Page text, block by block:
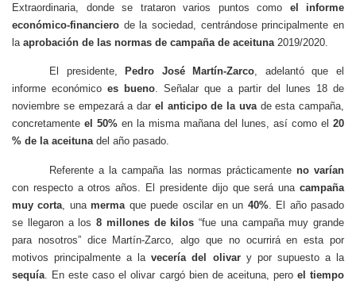
Extraordinaria, donde se trataron varios puntos como el informe
económico-financiero de la sociedad, centrándose principalmente en
la aprobación de las normas de campaña de aceituna 2019/2020.
El presidente, Pedro José Martín-Zarco, adelantó que el
informe económicoes bueno. Señalar que a partir del lunes 18 de
noviembre se empezará a dar el anticipo de la uvade esta campaña,
concretamente el 50% en la misma mañana del lunes, así como el 20
% de la aceitunadel año pasado.
Referente a la campaña las normas prácticamente no varían
con respecto a otros años. El presidente dijo que será una campaña
muy corta , unamerma que puede oscilar en un 40%. El año pasado
se llegaron a los 8 millones de kilos “fue una campaña muy grande
para nosotros” dice Martín-Zarco, algo que no ocurrirá en esta por
motivos principalmente a lavecería del olivary por supuesto a la
sequía . En este caso el olivar cargó bien de aceituna, pero el tiempo